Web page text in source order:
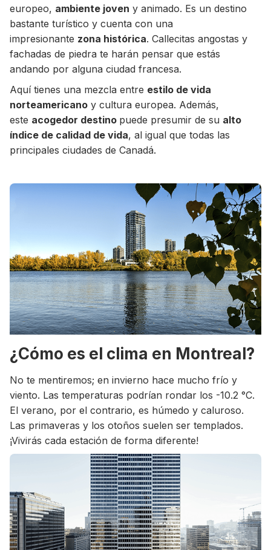
europeo, ambiente joven y animado. Es un destino
bastante turístico y cuenta con una
impresionante zona histórica. Callecitas angostas y
fachadas de piedra te harán pensar que estás
andando por alguna ciudad francesa.
Aquí tienes una mezcla entre estilo de vida
norteamericano y cultura europea. Además,
este acogedor destino puede presumir de su alto
índice de calidad de vida, al igual que todas las
principales ciudades de Canadá.
¿Cómo es el clima en Montreal?
No te mentiremos; en invierno hace mucho frío y
viento. Las temperaturas podrían rondar los -10.2 °C.
El verano, por el contrario, es húmedo y caluroso.
Las primaveras y los otoños suelen ser templados.
¡Vivirás cada estación de forma diferente!